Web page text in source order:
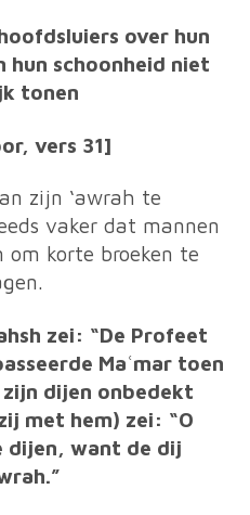
over hun
hun schoonheid niet
tonen
vers 31]
zijn ‘awrah te
vaker dat mannen
korte broeken te
zei: “De Profeet
Maʿmar toen
dijen onbedekt
met hem) zei: “O
dijen, want de dij